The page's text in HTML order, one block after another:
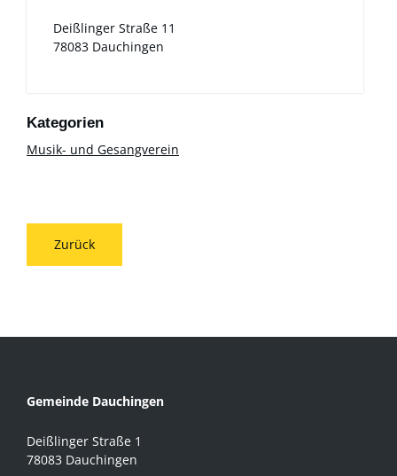
Deißlinger Straße 11
78083 Dauchingen
Musik- und Gesangverein
Zurück
Gemeinde Dauchingen
Deißlinger Straße 1
78083 Dauchingen